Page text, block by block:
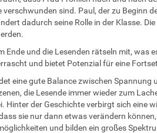
sind. Paul, der zu Beginn
dadurch seine Rolle in der Klasse.
Ende und die Lesenden rätseln mit,
und bietet Potenzial für eine
eine gute Balance zwischen
die Lesende immer wieder zum
Hinter der Geschichte verbirgt sich eine
sie nur dann etwas verändern
und bilden ein großes